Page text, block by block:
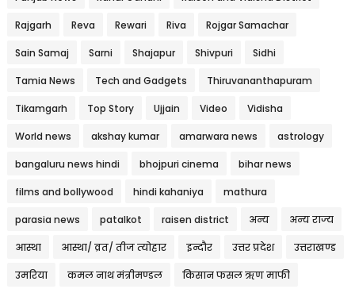
Rajgarh Reva Rewari Riva Rojgar Samachar
Sain Samaj Sarni Shajapur Shivpuri Sidhi
Tamia News Tech and Gadgets Thiruvananthapuram
Tikamgarh Top Story Ujjain Video Vidisha
World news akshay kumar amarwara news astrology
bangaluru news hindi bhojpuri cinema bihar news
films and bollywood hindi kahaniya mathura
parasia news patalkot raisen district अन्य अन्य राज्य
आस्था आस्था/ व्रत/ तीज त्‍योहार इन्दौर उत्तर प्रदेश उत्तराखण्ड
उमरिया कमल नाथ मंत्रीमण्डल किसान फसल ऋण माफी